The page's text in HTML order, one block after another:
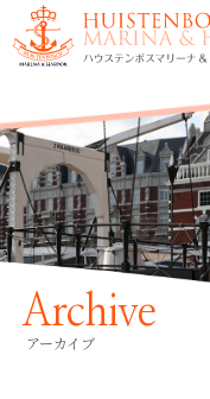
Archive
アーカイブ